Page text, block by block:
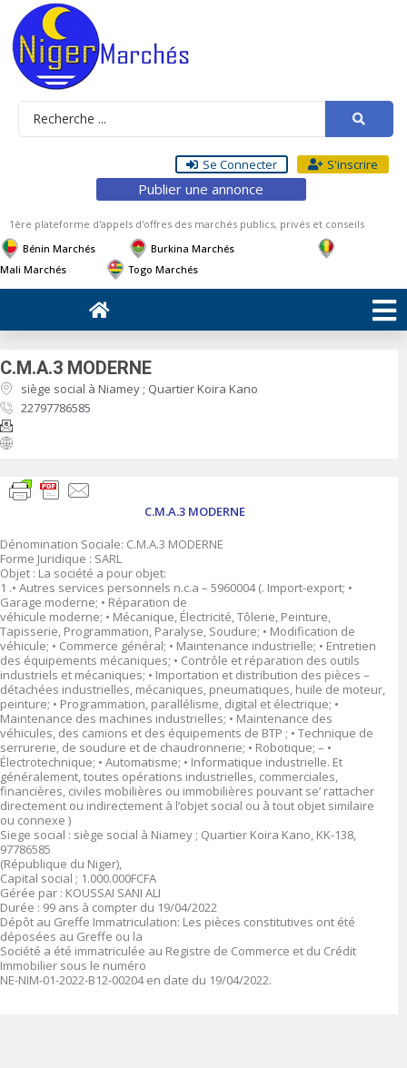
Se Connecter S'inscrire
Publier une annonce
1ère plateforme d'appels d'offres des marchés publics, privés et conseils
Bénin Marchés
Burkina Marchés
Mali Marchés
Togo Marchés
C.M.A.3 MODERNE
siège social à Niamey ; Quartier Koira Kano
22797786585
C.M.A.3 MODERNE
Dénomination Sociale: C.M.A.3 MODERNE
Forme Juridique : SARL
Objet : La société a pour objet:
1 .• Autres services personnels n.c.a – 5960004 (. Import-export; •
Garage moderne; • Réparation de
véhicule moderne; • Mécanique, Électricité, Tôlerie, Peinture,
Tapisserie, Programmation, Paralyse, Soudure; • Modification de
véhicule; • Commerce général; • Maintenance industrielle; • Entretien
des équipements mécaniques; • Contrôle et réparation des outils
industriels et mécaniques; • Importation et distribution des pièces –
détachées industrielles, mécaniques, pneumatiques, huile de moteur,
peinture; • Programmation, parallélisme, digital et électrique; •
Maintenance des machines industrielles; • Maintenance des
véhicules, des camions et des équipements de BTP ; • Technique de
serrurerie, de soudure et de chaudronnerie; • Robotique; – •
Électrotechnique; • Automatisme; • Informatique industrielle. Et
généralement, toutes opérations industrielles, commerciales,
financières, civiles mobilières ou immobilières pouvant se’ rattacher
directement ou indirectement à l’objet social ou à tout objet similaire
ou connexe )
Siege social : siège social à Niamey ; Quartier Koira Kano, KK-138,
97786585
(République du Niger),
Capital social ; 1.000.000FCFA
Gérée par : KOUSSAI SANI ALI
Durée : 99 ans à compter du 19/04/2022
Dépôt au Greffe Immatriculation: Les pièces constitutives ont été
déposées au Greffe ou la
Société a été immatriculée au Registre de Commerce et du Crédit
Immobilier sous le numéro
NE-NIM-01-2022-B12-00204 en date du 19/04/2022.